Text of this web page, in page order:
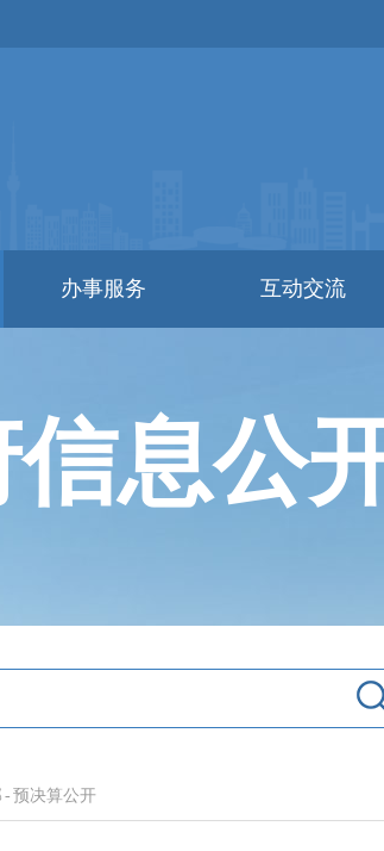
办事服务 互动交流
息公
- 预决算公开